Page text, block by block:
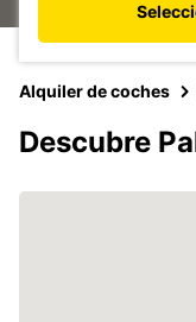
Alquiler de coches
Descubre